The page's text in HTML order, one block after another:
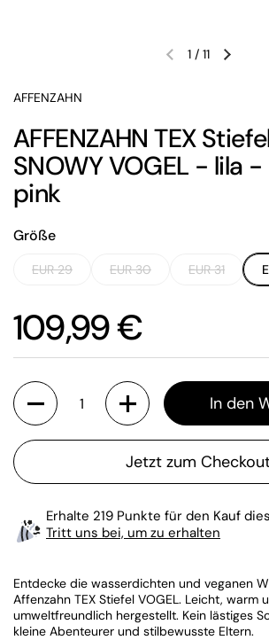
Vorherige Folie
1/ 11
AFFENZAHN
AFFENZAHN TEX
SNOWY VOGEL - lila
pink
Größe
EUR 29 EUR 30 EUR 31
Preis:
109,99 €
Anzahl
In den
Jetzt zum
Erhalte 219 Punkte für den Kauf
Tritt uns bei, um zu erhalten
Entdecke die wasserdichten und veganen
Affenzahn TEX Stiefel VOGEL. Leicht, warm
umweltfreundlich hergestellt. Kein lästiges
kleine Abenteurer und stilbewusste Eltern.